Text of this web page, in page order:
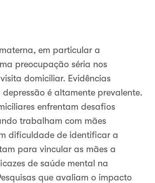
em particular a
preocupação séria nos
domiciliar. Evidências
depressão é altamente prevalente.
enfrentam desafios
trabalham com mães
dificuldade de identificar a
para vincular as mães a
de saúde mental na
que avaliam o impacto